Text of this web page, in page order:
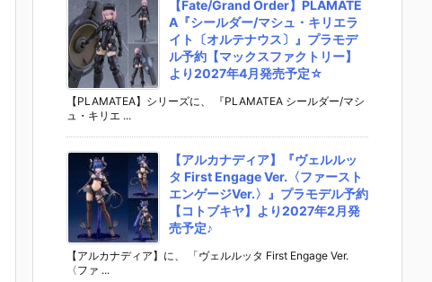
より2027年4
月発売予定☆
トリー】より
2027年4月発
売予定☆
ァクトリー】
より2026年7
月発売予約♪
【Fate/Grand Order】PLAMATE
A『シールダー/マシュ・キリエラ
イト〔オルテナウス〕』プラモデ
ル予約【マックスファクトリー】
より2027年4月発売予定☆
【PLAMATEA】シリーズに、 『PLAMATEA シールダー/マシ
ュ・キリエ ...
【アルカナディア】『ヴェルルッ
タ First Engage Ver.〈ファースト
エンゲージVer.〉』プラモデル予約
【コトブキヤ】より2027年2月発
売予定♪
【アルカナディア】に、 「ヴェルルッタ First Engage Ver.
〈ファ ...